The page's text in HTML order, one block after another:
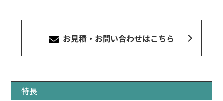
お見積・お問い合わせはこちら
特長